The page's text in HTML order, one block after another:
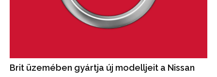
Brit üzemében gyártja új modelljeit a Nissan